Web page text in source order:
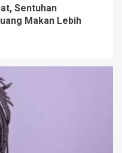
Sentuhan
Makan Lebih